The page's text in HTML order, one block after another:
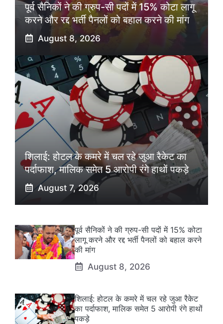
पूर्व सैनिकों ने की ग्रुप-सी पदों में 15% कोटा लागू
करने और रद्द भर्ती पैनलों को बहाल करने की मांग
August 8, 2026
शिलाई: होटल के कमरे में चल रहे जुआ रैकेट का
पर्दाफाश, मालिक समेत 5 आरोपी रंगे हाथों पकड़े
August 7, 2026
पूर्व सैनिकों ने की ग्रुप-सी पदों में 15% कोटा
लागू करने और रद्द भर्ती पैनलों को बहाल करने
की मांग
August 8, 2026
शिलाई: होटल के कमरे में चल रहे जुआ रैकेट
का पर्दाफाश, मालिक समेत 5 आरोपी रंगे हाथों
पकड़े